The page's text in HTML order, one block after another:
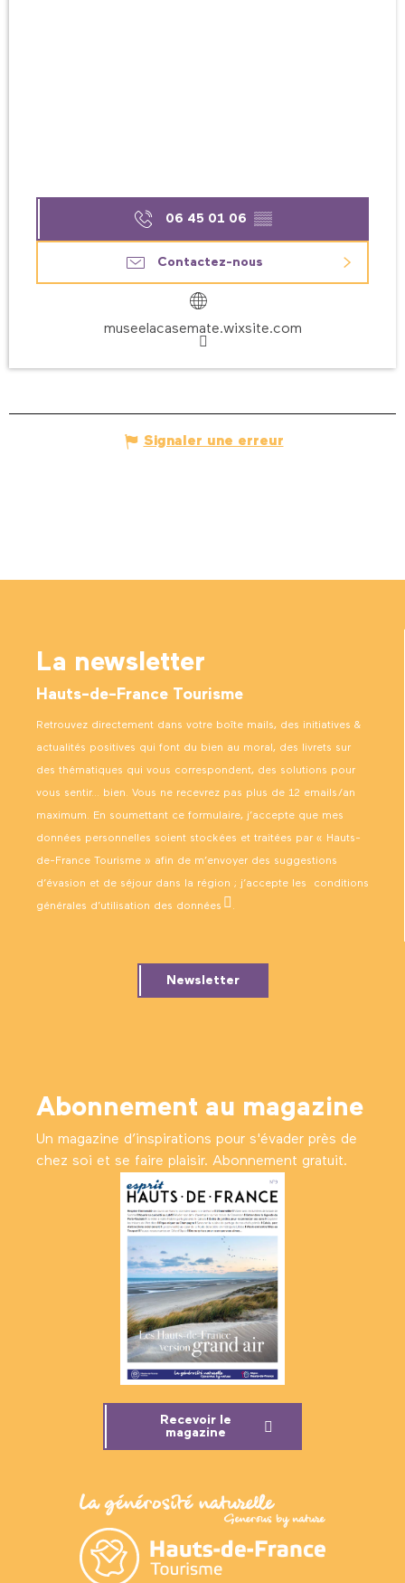
06 45 01 06 ▒▒
Contactez-nous
museelacasemate.wixsite.com
Signaler une erreur
La newsletter
Hauts-de-France Tourisme
Retrouvez directement dans votre boîte mails, des initiatives &
actualités positives qui font du bien au moral, des livrets sur
des thématiques qui vous correspondent, des solutions pour
vous sentir… bien. Vous ne recevrez pas plus de 12 emails/an
maximum. En soumettant ce formulaire, j’accepte que mes
données personnelles soient stockées et traitées par « Hauts-
de-France Tourisme » afin de m’envoyer des suggestions
d’évasion et de séjour dans la région ; j’accepte les conditions
générales d’utilisation des données .
Newsletter
Abonnement au magazine
Un magazine d’inspirations pour s'évader près de
chez soi et se faire plaisir. Abonnement gratuit.
Recevoir le
magazine